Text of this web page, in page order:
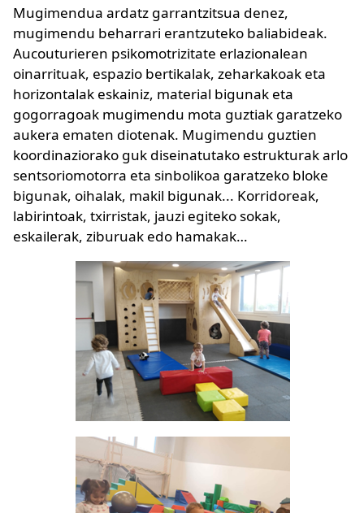
Mugimendua ardatz garrantzitsua denez,
mugimendu beharrari erantzuteko baliabideak.
Aucouturieren psikomotrizitate erlazionalean
oinarrituak, espazio bertikalak, zeharkakoak eta
horizontalak eskainiz, material bigunak eta
gogorragoak mugimendu mota guztiak garatzeko
aukera ematen diotenak. Mugimendu guztien
koordinaziorako guk diseinatutako estrukturak arlo
sentsoriomotorra eta sinbolikoa garatzeko bloke
bigunak, oihalak, makil bigunak... Korridoreak,
labirintoak, txirristak, jauzi egiteko sokak,
eskailerak, ziburuak edo hamakak…